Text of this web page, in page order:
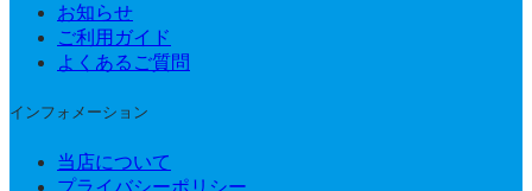
お知らせ
ご利用ガイド
よくあるご質問
インフォメーション
当店について
プライバシーポリシー